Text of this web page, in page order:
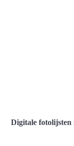
Digitale fotolijsten